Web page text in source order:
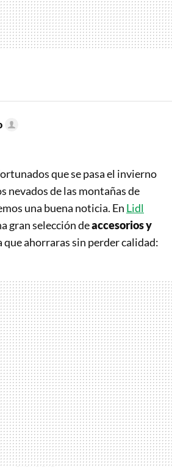
que se pasa el invierno
nevados de las montañas de
una buena noticia. En Lidl
gran selección deaccesorios y
que ahorraras sin perder calidad: